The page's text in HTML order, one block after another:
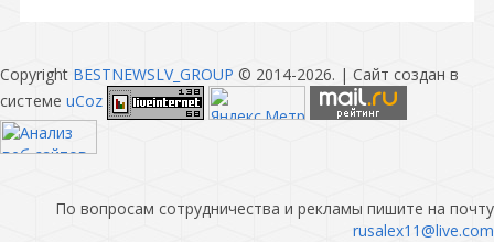
Copyright BESTNEWSLV_GROUP © 2014-2026. | Сайт создан в
системе uCoz
По вопросам сотрудничества и рекламы пишите на почту
rusalex11@live.com